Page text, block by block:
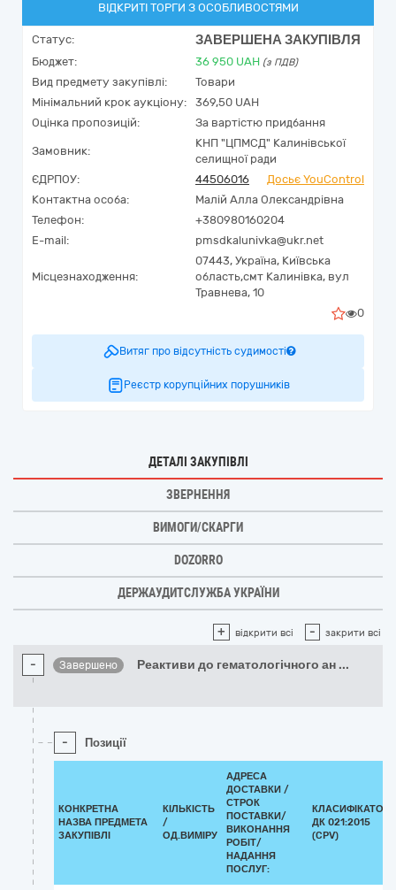
ВІДКРИТІ ТОРГИ З ОСОБЛИВОСТЯМИ
Статус: ЗАВЕРШЕНА ЗАКУПІВЛЯ
Бюджет: 36 950 UAH (з ПДВ)
Вид предмету закупівлі:
Товари
Мінімальний крок аукціону:
369,50 UAH
Оцінка пропозицій:
За вартістю придбання
Замовник:
КНП "ЦПМСД" Калинівської
селищної ради
ЄДРПОУ:
44506016
Досьє YouControl
Контактна особа:
Малій Алла Олександрівна
Телефон:
+380980160204
E-mail:
pmsdkalunivka@ukr.net
Місцезнаходження:
07443, Україна, Київська
область,смт Калинівка, вул
Травнева, 10
0
Витяг про відсутність судимості
Реєстр корупційних порушників
ДЕТАЛІ ЗАКУПІВЛІ
ЗВЕРНЕННЯ
ВИМОГИ/СКАРГИ
DOZORRO
ДЕРЖАУДИТСЛУЖБА УКРАЇНИ
+ відкрити всі - закрити всі
- Завершено Реактиви до гематологічного ан ...
- Позиції
КОНКРЕТНА
НАЗВА ПРЕДМЕТА
ЗАКУПІВЛІ
КІЛЬКІСТЬ
/
ОД.ВИМІРУ
АДРЕСА
ДОСТАВКИ /
СТРОК
ПОСТАВКИ/
ВИКОНАННЯ
РОБІТ/
НАДАННЯ
ПОСЛУГ:
КЛАСИФІКАТОР
ДК 021:2015
(CPV)